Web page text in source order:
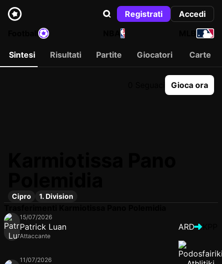
Registrati
Accedi
NBA
Sintesi Risultati Partite Giocatori Carte
Gioca ora
Cipro 1. Division
15/07/2026
Patrick Luan
Attaccante
ARD
11/07/2026